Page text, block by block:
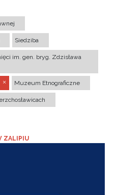
Siedziba
im. gen. bryg. Zdzisława
Muzeum Etnograficzne
ZALIPIU